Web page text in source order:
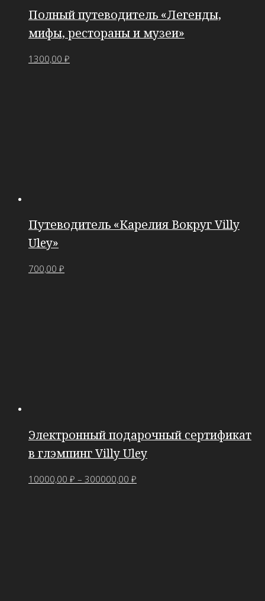
Полный путеводитель «Легенды,
мифы, рестораны и музеи»
1300,00 ₽
Путеводитель «Карелия Вокруг Villy
Uley»
700,00 ₽
Электронный подарочный сертификат
в глэмпинг Villy Uley
10000,00 ₽ – 300000,00 ₽